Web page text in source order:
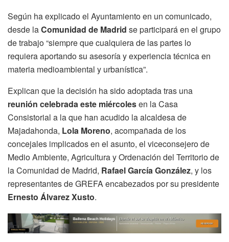
Según ha explicado el Ayuntamiento en un comunicado,
desde laComunidad de Madrid se participará en el grupo
de trabajo “siempre que cualquiera de las partes lo
requiera aportando su asesoría y experiencia técnica en
materia medioambiental y urbanística”.
Explican que la decisión ha sido adoptada tras una
reunión celebrada este miércolesen la Casa
Consistorial a la que han acudido la alcaldesa de
Majadahonda, Lola Moreno, acompañada de los
concejales implicados en el asunto, el viceconsejero de
Medio Ambiente, Agricultura y Ordenación del Territorio de
la Comunidad de Madrid, Rafael García González, y los
representantes de GREFA encabezados por su presidente
Ernesto Álvarez Xusto.